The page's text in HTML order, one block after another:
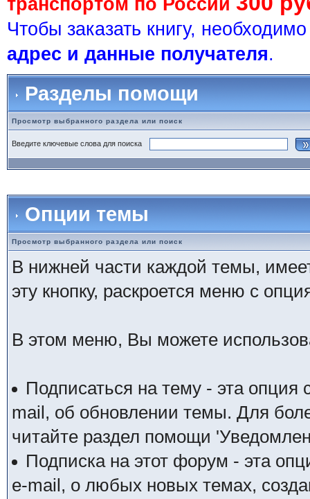
транспортом по России
Чтобы заказать книгу,
адрес и данные получателя.
Разделы помощи
Просмотр выбранного раздела или поиск
Введите ключевые слова для поиска
Опции темы
Просмотр выбранного раздела или поиск
В нижней части каждой темы,
эту кнопку, раскроется меню с
В этом меню, Вы можете
Подписаться на тему - эта
mail, об обновлении темы. Для
читайте раздел помощи
Подписка на этот форум - эта
e-mail, о любых новых темах,